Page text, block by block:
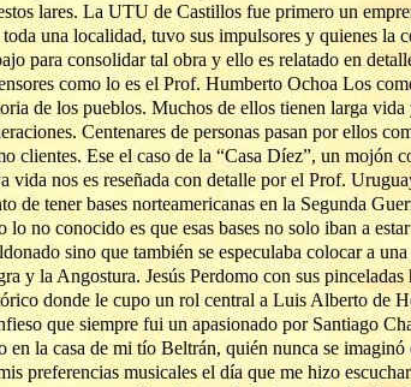
lares. La UTU de Castillos fue primero un
una localidad, tuvo sus impulsores y quienes la
para consolidar tal obra y ello es relatado en
como lo es el Prof. Humberto Ochoa Los
de los pueblos. Muchos de ellos tienen larga
Centenares de personas pasan por ellos
clientes. Ese el caso de la “Casa Díez”, un mojón
vida nos es reseñada con detalle por el Prof.
de tener bases norteamericanas en la Segunda
lo no conocido es que esas bases no solo iban a
sino que también se especulaba colocar a
y la Angostura. Jesús Perdomo con sus
donde le cupo un rol central a Luis Alberto de
que siempre fui un apasionado por Santiago
en la casa de mi tío Beltrán, quién nunca se
preferencias musicales el día que me hizo